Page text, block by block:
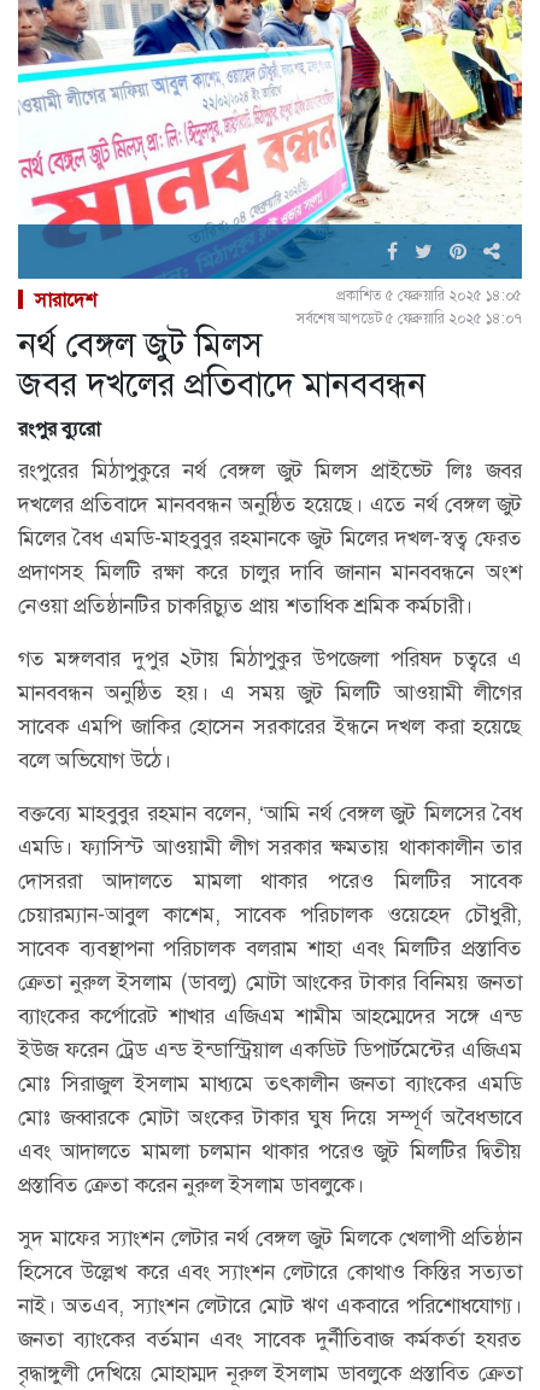
সারাদেশ
প্রকাশিত ৫ ফেব্রুয়ারি ২০২৫ ১৪:০৫
সর্বশেষ আপডেট ৫ ফেব্রুয়ারি ২০২৫ ১৪:০৭
নর্থ বেঙ্গল জুট মিলস
জবর দখলের প্রতিবাদে মানববন্ধন
রংপুর ব্যুরো
রংপুরের মিঠাপুকুরে নর্থ বেঙ্গল জুট মিলস প্রাইভেট লিঃ জবর
দখলের প্রতিবাদে মানববন্ধন অনুষ্ঠিত হয়েছে। এতে নর্থ বেঙ্গল জুট
মিলের বৈধ এমডি-মাহবুবুর রহমানকে জুট মিলের দখল-স্বত্ব ফেরত
প্রদাণসহ মিলটি রক্ষা করে চালুর দাবি জানান মানববন্ধনে অংশ
নেওয়া প্রতিষ্ঠানটির চাকরিচ্যুত প্রায় শতাধিক শ্রমিক কর্মচারী।
গত মঙ্গলবার দুপুর ২টায় মিঠাপুকুর উপজেলা পরিষদ চত্বরে এ
মানববন্ধন অনুষ্ঠিত হয়। এ সময় জুট মিলটি আওয়ামী লীগের
সাবেক এমপি জাকির হোসেন সরকারের ইন্ধনে দখল করা হয়েছে
বলে অভিযোগ উঠে।
বক্তব্যে মাহবুবুর রহমান বলেন, ‘আমি নর্থ বেঙ্গল জুট মিলসের বৈধ
এমডি। ফ্যাসিস্ট আওয়ামী লীগ সরকার ক্ষমতায় থাকাকালীন তার
দোসররা আদালতে মামলা থাকার পরেও মিলটির সাবেক
চেয়ারম্যান-আবুল কাশেম, সাবেক পরিচালক ওয়েহেদ চৌধুরী,
সাবেক ব্যবস্থাপনা পরিচালক বলরাম শাহা এবং মিলটির প্রস্তাবিত
ক্রেতা নুরুল ইসলাম (ডাবলু) মোটা আংকের টাকার বিনিময় জনতা
ব্যাংকের কর্পোরেট শাখার এজিএম শামীম আহম্মেদের সঙ্গে এন্ড
ইউজ ফরেন ট্রেড এন্ড ইন্ডাস্ট্রিয়াল একডিট ডিপার্টমেন্টের এজিএম
মোঃ সিরাজুল ইসলাম মাধ্যমে তৎকালীন জনতা ব্যাংকের এমডি
মোঃ জব্বারকে মোটা অংকের টাকার ঘুষ দিয়ে সম্পূর্ণ অবৈধভাবে
এবং আদালতে মামলা চলমান থাকার পরেও জুট মিলটির দ্বিতীয়
প্রস্তাবিত ক্রেতা করেন নুরুল ইসলাম ডাবলুকে।
সুদ মাফের স্যাংশন লেটার নর্থ বেঙ্গল জুট মিলকে খেলাপী প্রতিষ্ঠান
হিসেবে উল্লেখ করে এবং স্যাংশন লেটারে কোথাও কিস্তির সত্যতা
নাই। অতএব, স্যাংশন লেটারে মোট ঋণ একবারে পরিশোধযোগ্য।
জনতা ব্যাংকের বর্তমান এবং সাবেক দুর্নীতিবাজ কর্মকর্তা হযরত
বৃদ্ধাঙ্গুলী দেখিয়ে মোহাম্মদ নূরুল ইসলাম ডাবলুকে প্রস্তাবিত ক্রেতা